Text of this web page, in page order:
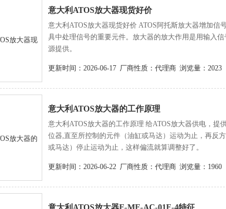
意大利ATOS放大器现货好价
意大利ATOS放大器现货好价 ATOS阿托斯放大器增加信
具中处理信号的重要元件。放大器的放大作用是用输入
源提供。
更新时间：2026-06-17 厂商性质：代理商 浏览量：2023
意大利ATOS放大器的工作原理
意大利ATOS放大器的工作原理 给ATOS放大器供电，提
位器,直至所控制的元件（油缸或马达）运动为止，再反
或马达）停止运动为止，这样偏流就算调整好了。
更新时间：2026-06-22 厂商性质：代理商 浏览量：1960